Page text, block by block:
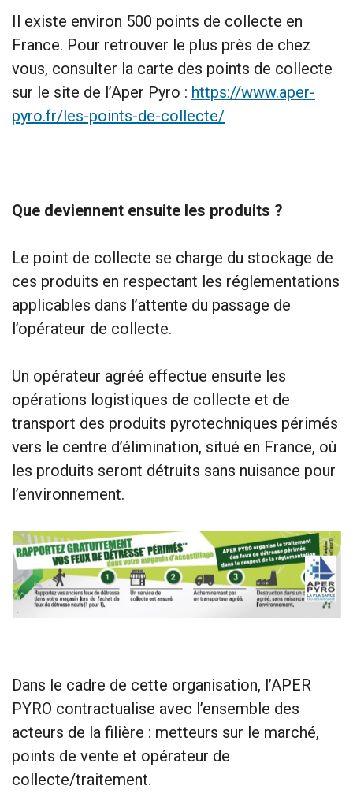
Il existe environ 500 points de collecte en
France. Pour retrouver le plus près de chez
vous, consulter la carte des points de collecte
sur le site de l’Aper Pyro : https://www.aper-
pyro.fr/les-points-de-collecte/
Que deviennent ensuite les produits ?
Le point de collecte se charge du stockage de
ces produits en respectant les réglementations
applicables dans l’attente du passage de
l’opérateur de collecte.
Un opérateur agréé effectue ensuite les
opérations logistiques de collecte et de
transport des produits pyrotechniques périmés
vers le centre d’élimination, situé en France, où
les produits seront détruits sans nuisance pour
l’environnement.
Dans le cadre de cette organisation, l’APER
PYRO contractualise avec l’ensemble des
acteurs de la filière : metteurs sur le marché,
points de vente et opérateur de
collecte/traitement.